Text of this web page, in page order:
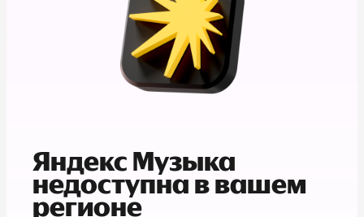
Яндекс Музыка
недоступна в вашем
регионе